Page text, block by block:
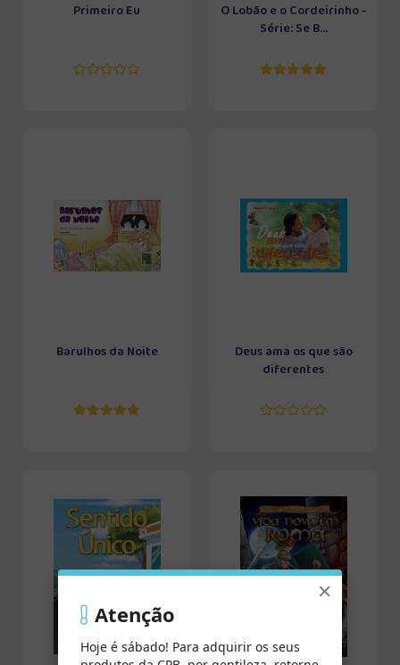
Primeiro Eu
O Lobão e o Cordeirinho -
Série: Se B...
Barulhos da Noite
Deus ama os que são
diferentes
×
Atenção
Hoje é sábado! Para adquirir os seus